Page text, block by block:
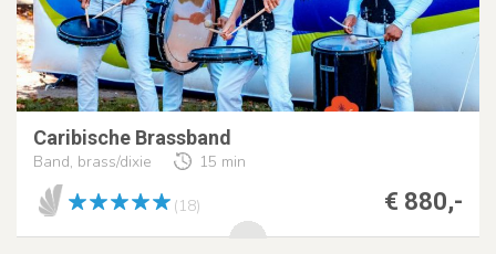
Caribische Brassband
Band, brass/dixie 15 min
€ 880,-
(18)